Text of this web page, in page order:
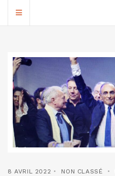
8 AVRIL 2022 NON CLASSÉ